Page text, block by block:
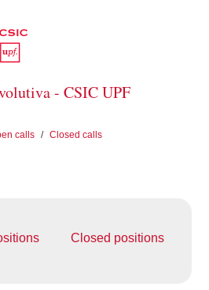
- CSIC UPF
calls / Closed calls
Closed positions